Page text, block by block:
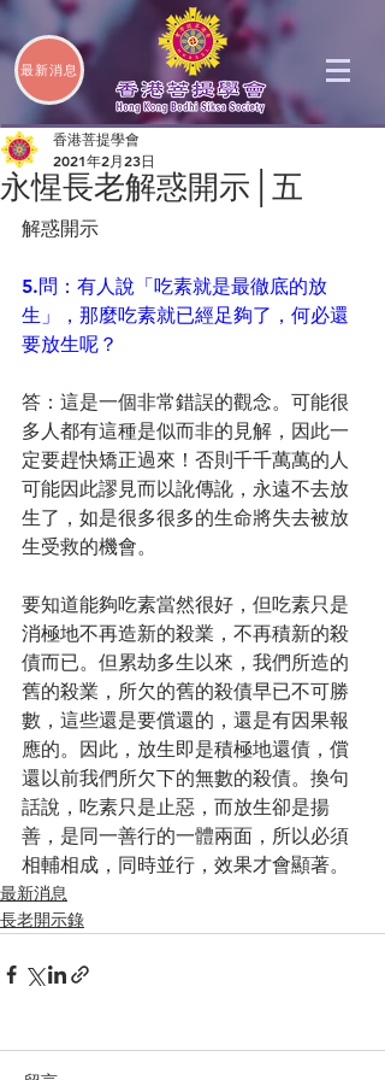
最新消息
永惺長老解惑開示│五
香港菩提學會
2021年2月23日
解惑開示
5.問：有人說「吃素就是最徹底的放
生」，那麼吃素就已經足夠了，何必還
要放生呢？
答：這是一個非常錯誤的觀念。可能很
多人都有這種是似而非的見解，因此一
定要趕快矯正過來！否則千千萬萬的人
可能因此謬見而以訛傳訛，永遠不去放
生了，如是很多很多的生命將失去被放
生受救的機會。
要知道能夠吃素當然很好，但吃素只是
消極地不再造新的殺業，不再積新的殺
債而已。但累劫多生以來，我們所造的
舊的殺業，所欠的舊的殺債早已不可勝
數，這些還是要償還的，還是有因果報
應的。因此，放生即是積極地還債，償
還以前我們所欠下的無數的殺債。換句
話說，吃素只是止惡，而放生卻是揚
善，是同一善行的一體兩面，所以必須
相輔相成，同時並行，效果才會顯著。
最新消息
長老開示錄